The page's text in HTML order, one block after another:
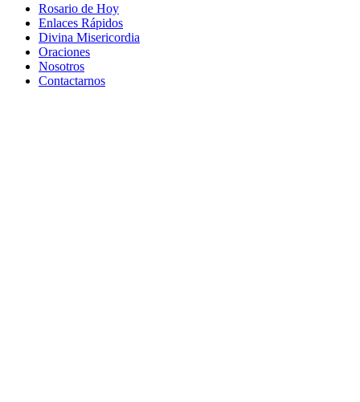
Rosario de Hoy
Enlaces Rápidos
Divina Misericordia
Oraciones
Nosotros
Contactarnos